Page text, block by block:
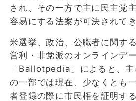
され、その一方で主に民主党
容易にする法案が可決されて
米選挙、政治、公職者に関す
営利・非党派のオンラインデ
「Ballotpedia」によると、主
の一部では現在、少なくとも
者登録の際に市民権を証明す